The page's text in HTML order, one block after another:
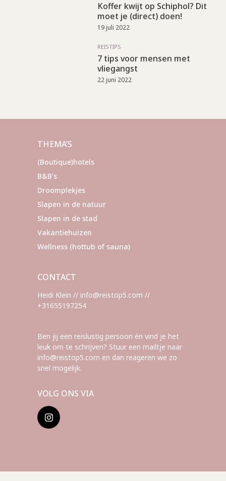
Koffer kwijt op Schiphol? Dit
moet je (direct) doen!
19 juli 2022
REISTIPS
7 tips voor mensen met
vliegangst
22 juni 2022
THEMA’S
(Boutique)hotels
B&B's
Droomplekjes
Slapen in de natuur
Slapen in de stad
Vakantiehuizen
Wellness (hottub of sauna)
CONTACT
Heidi Klein // info@reistop5.com //
+31655197254
Ben jij een reislustig persoon én vind je het
leuk om te schrijven? Stuur een mailtje naar
info@reistop5.com en dan reageren we zo
snel mogelijk.
VOLG ONS VIA